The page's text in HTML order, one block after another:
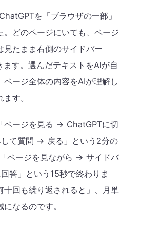
を「ブラウザの一部」
。どのページにいても、ページ
見たまま右側のサイドバー
ます。選んだテキストをAIが自
ページ全体の内容をAIが理解し
す。
ページを見る → ChatGPTに切
て質問 → 戻る」という2分の
ページを見ながら → サイドバ
答」という15秒で終わりま
十回も繰り返されると」、月単
なるのです。